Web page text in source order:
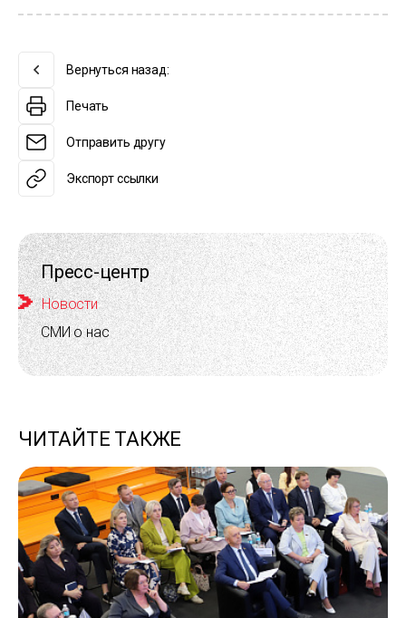
Пресс-центр
Новости
СМИ о нас
ЧИТАЙТЕ ТАКЖЕ
Вернуться назад:
Печать
Отправить другу
Экспорт ссылки